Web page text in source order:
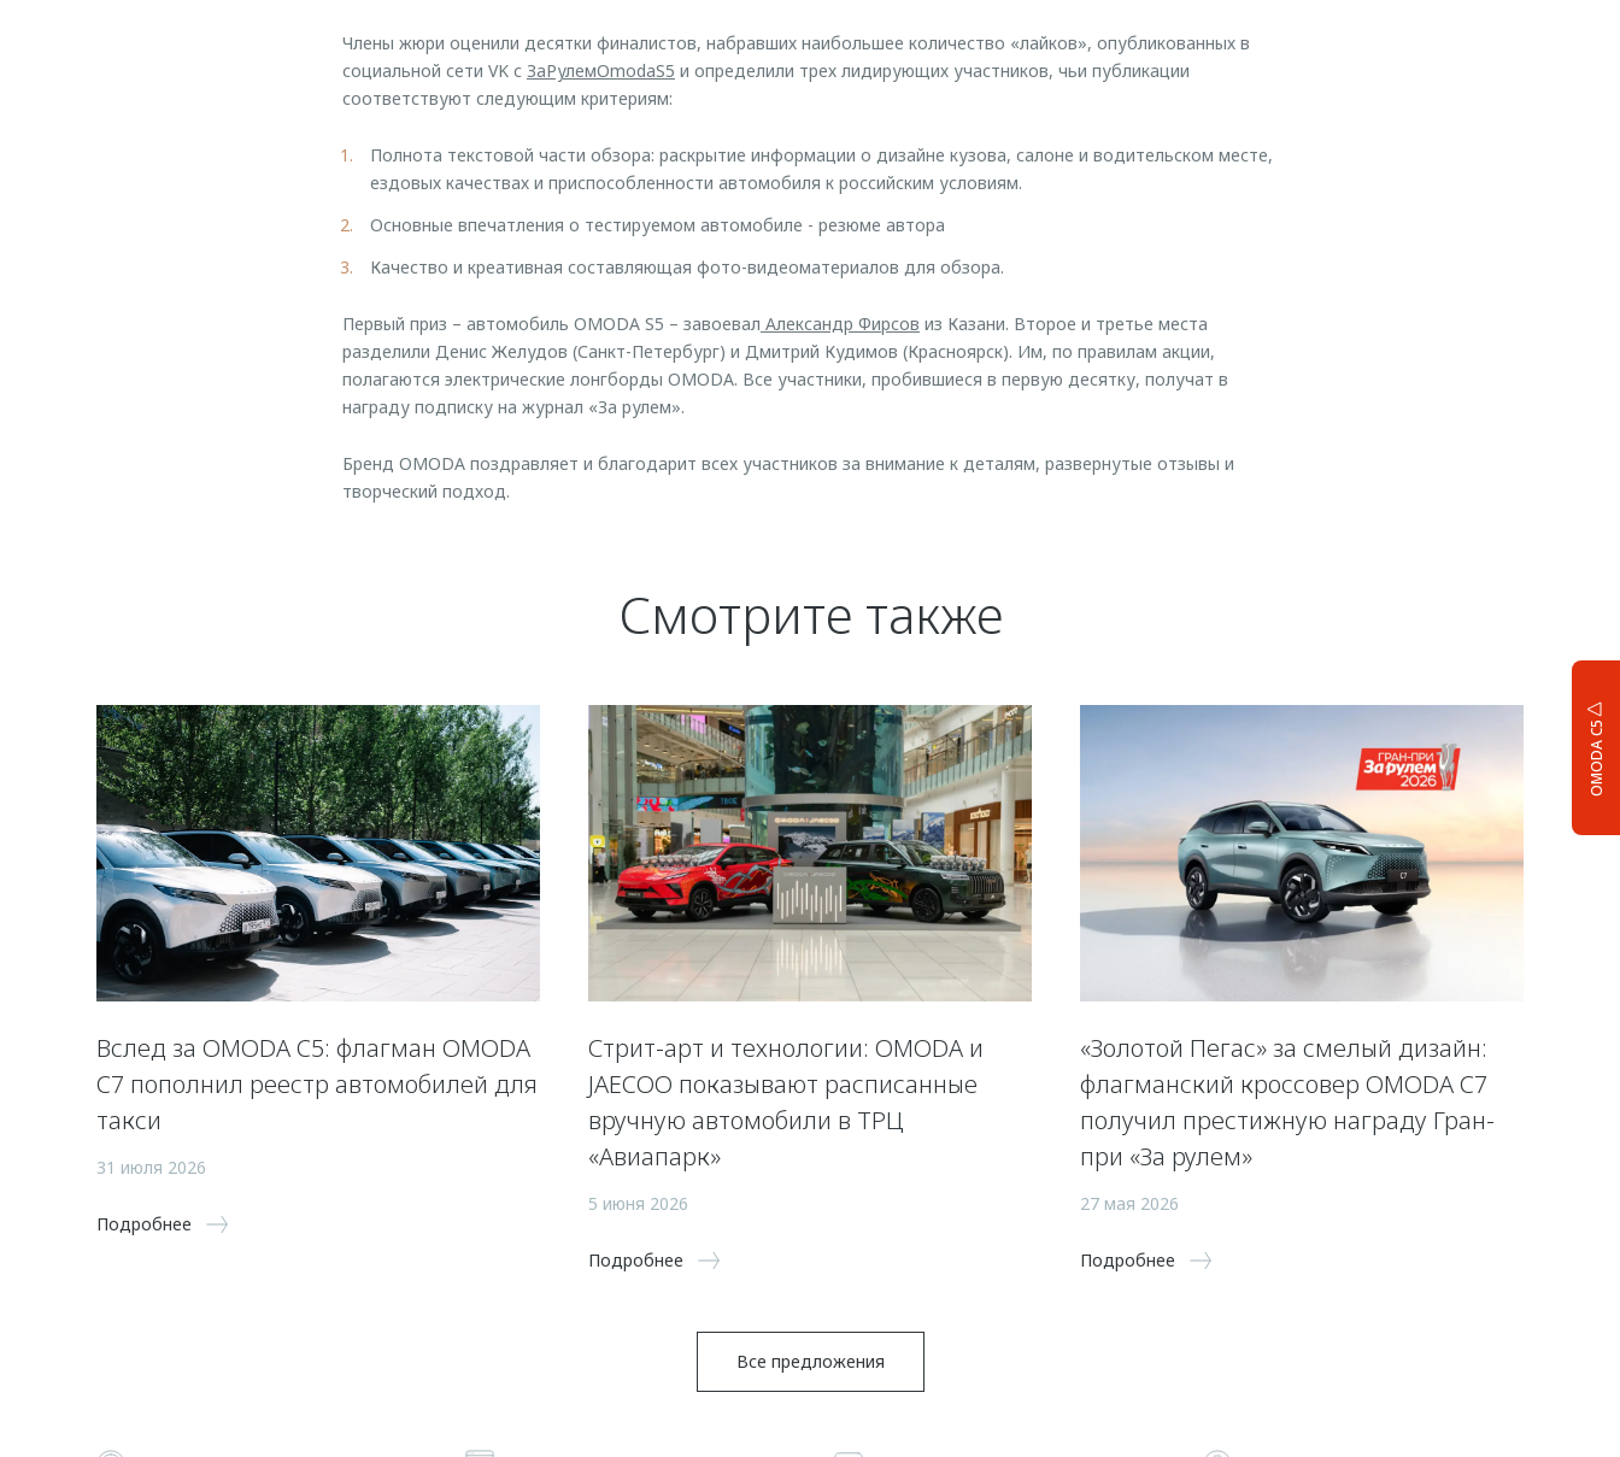
OMODA C5
Члены жюри оценили десятки финалистов, набравших наибольшее количество «лайков», опубликованных в
социальной сети VK с ЗаРулемOmodaS5 и определили трех лидирующих участников, чьи публикации
соответствуют следующим критериям:
Полнота текстовой части обзора: раскрытие информации о дизайне кузова, салоне и водительском месте,
ездовых качествах и приспособленности автомобиля к российским условиям.
Основные впечатления о тестируемом автомобиле - резюме автора
Качество и креативная составляющая фото-видеоматериалов для обзора.
Первый приз – автомобиль OMODA S5 – завоевал Александр Фирсов из Казани. Второе и третье места
разделили Денис Желудов (Санкт-Петербург) и Дмитрий Кудимов (Красноярск). Им, по правилам акции,
полагаются электрические лонгборды OMODA. Все участники, пробившиеся в первую десятку, получат в
награду подписку на журнал «За рулем».
Бренд OMODA поздравляет и благодарит всех участников за внимание к деталям, развернутые отзывы и
творческий подход.
Смотрите также
Вслед за OMODA C5: флагман OMODA
C7 пополнил реестр автомобилей для
такси
31 июля 2026
Подробнее
Стрит-арт и технологии: OMODA и
JAECOO показывают расписанные
вручную автомобили в ТРЦ
«Авиапарк»
5 июня 2026
Подробнее
«Золотой Пегас» за смелый дизайн:
флагманский кроссовер OMODA C7
получил престижную награду Гран-
при «За рулем»
27 мая 2026
Подробнее
Все предложения